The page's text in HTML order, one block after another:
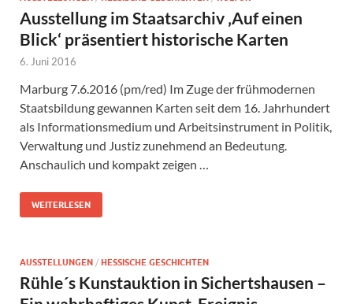
Ausstellung im Staatsarchiv ‚Auf einen
Blick‘ präsentiert historische Karten
6. Juni 2016
Marburg 7.6.2016 (pm/red) Im Zuge der frühmodernen
Staatsbildung gewannen Karten seit dem 16. Jahrhundert
als Informationsmedium und Arbeitsinstrument in Politik,
Verwaltung und Justiz zunehmend an Bedeutung.
Anschaulich und kompakt zeigen …
WEITERLESEN
AUSSTELLUNGEN / HESSISCHE GESCHICHTEN
Rühle´s Kunstauktion in Sichertshausen –